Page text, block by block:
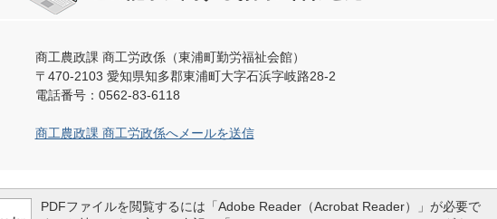
商工農政課 商工労政係（東浦町勤労福祉会館）
〒470-2103 愛知県知多郡東浦町大字石浜字岐路28-2
電話番号：0562-83-6118
商工農政課 商工労政係へメールを送信
PDFファイルを閲覧するには「Adobe Reader（Acrobat Reader）」が必要で